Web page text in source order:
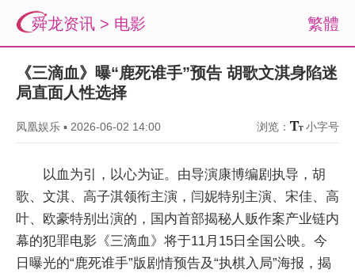
繁體
舜龙资讯 > 电影
《三滴血》曝“鹿死谁手”预告 胡歌文淇身陷迷
局直面人性选择
凤凰娱乐 ▪ 2026-06-02 14:00 浏览： 小字号
以血为引，以心为证。由导演康博编剧执导，胡
歌、文淇、高子淇领衔主演，闫妮特别主演、宋佳、高
叶、欧豪特别出演的，国内首部揭秘人贩作案产业链内
幕的犯罪电影《三滴血》将于11月15日全国公映。今
日曝光的“鹿死谁手”版剧情预告及“执棋入局”海报，揭